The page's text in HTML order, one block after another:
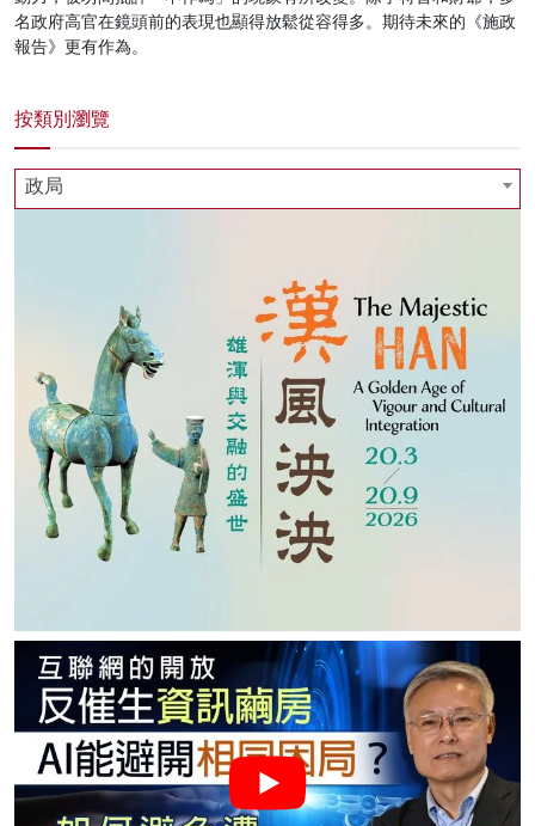
名政府高官在鏡頭前的表現也顯得放鬆從容得多。期待未來的《施政
報告》更有作為。
按類別瀏覽
政局